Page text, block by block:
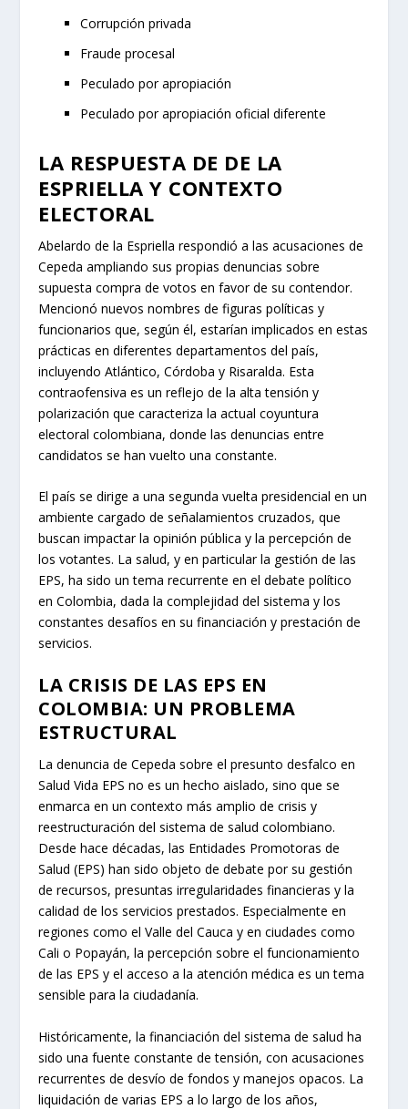
Corrupción privada
Fraude procesal
Peculado por apropiación
Peculado por apropiación oficial diferente
LA RESPUESTA DE DE LA
ESPRIELLA Y CONTEXTO
ELECTORAL
Abelardo de la Espriella respondió a las acusaciones de
Cepeda ampliando sus propias denuncias sobre
supuesta compra de votos en favor de su contendor.
Mencionó nuevos nombres de figuras políticas y
funcionarios que, según él, estarían implicados en estas
prácticas en diferentes departamentos del país,
incluyendo Atlántico, Córdoba y Risaralda. Esta
contraofensiva es un reflejo de la alta tensión y
polarización que caracteriza la actual coyuntura
electoral colombiana, donde las denuncias entre
candidatos se han vuelto una constante.
El país se dirige a una segunda vuelta presidencial en un
ambiente cargado de señalamientos cruzados, que
buscan impactar la opinión pública y la percepción de
los votantes. La salud, y en particular la gestión de las
EPS, ha sido un tema recurrente en el debate político
en Colombia, dada la complejidad del sistema y los
constantes desafíos en su financiación y prestación de
servicios.
LA CRISIS DE LAS EPS EN
COLOMBIA: UN PROBLEMA
ESTRUCTURAL
La denuncia de Cepeda sobre el presunto desfalco en
Salud Vida EPS no es un hecho aislado, sino que se
enmarca en un contexto más amplio de crisis y
reestructuración del sistema de salud colombiano.
Desde hace décadas, las Entidades Promotoras de
Salud (EPS) han sido objeto de debate por su gestión
de recursos, presuntas irregularidades financieras y la
calidad de los servicios prestados. Especialmente en
regiones como el Valle del Cauca y en ciudades como
Cali o Popayán, la percepción sobre el funcionamiento
de las EPS y el acceso a la atención médica es un tema
sensible para la ciudadanía.
Históricamente, la financiación del sistema de salud ha
sido una fuente constante de tensión, con acusaciones
recurrentes de desvío de fondos y manejos opacos. La
liquidación de varias EPS a lo largo de los años,